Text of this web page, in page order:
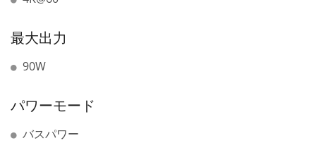
最大出力
90W
パワーモード
バスパワー